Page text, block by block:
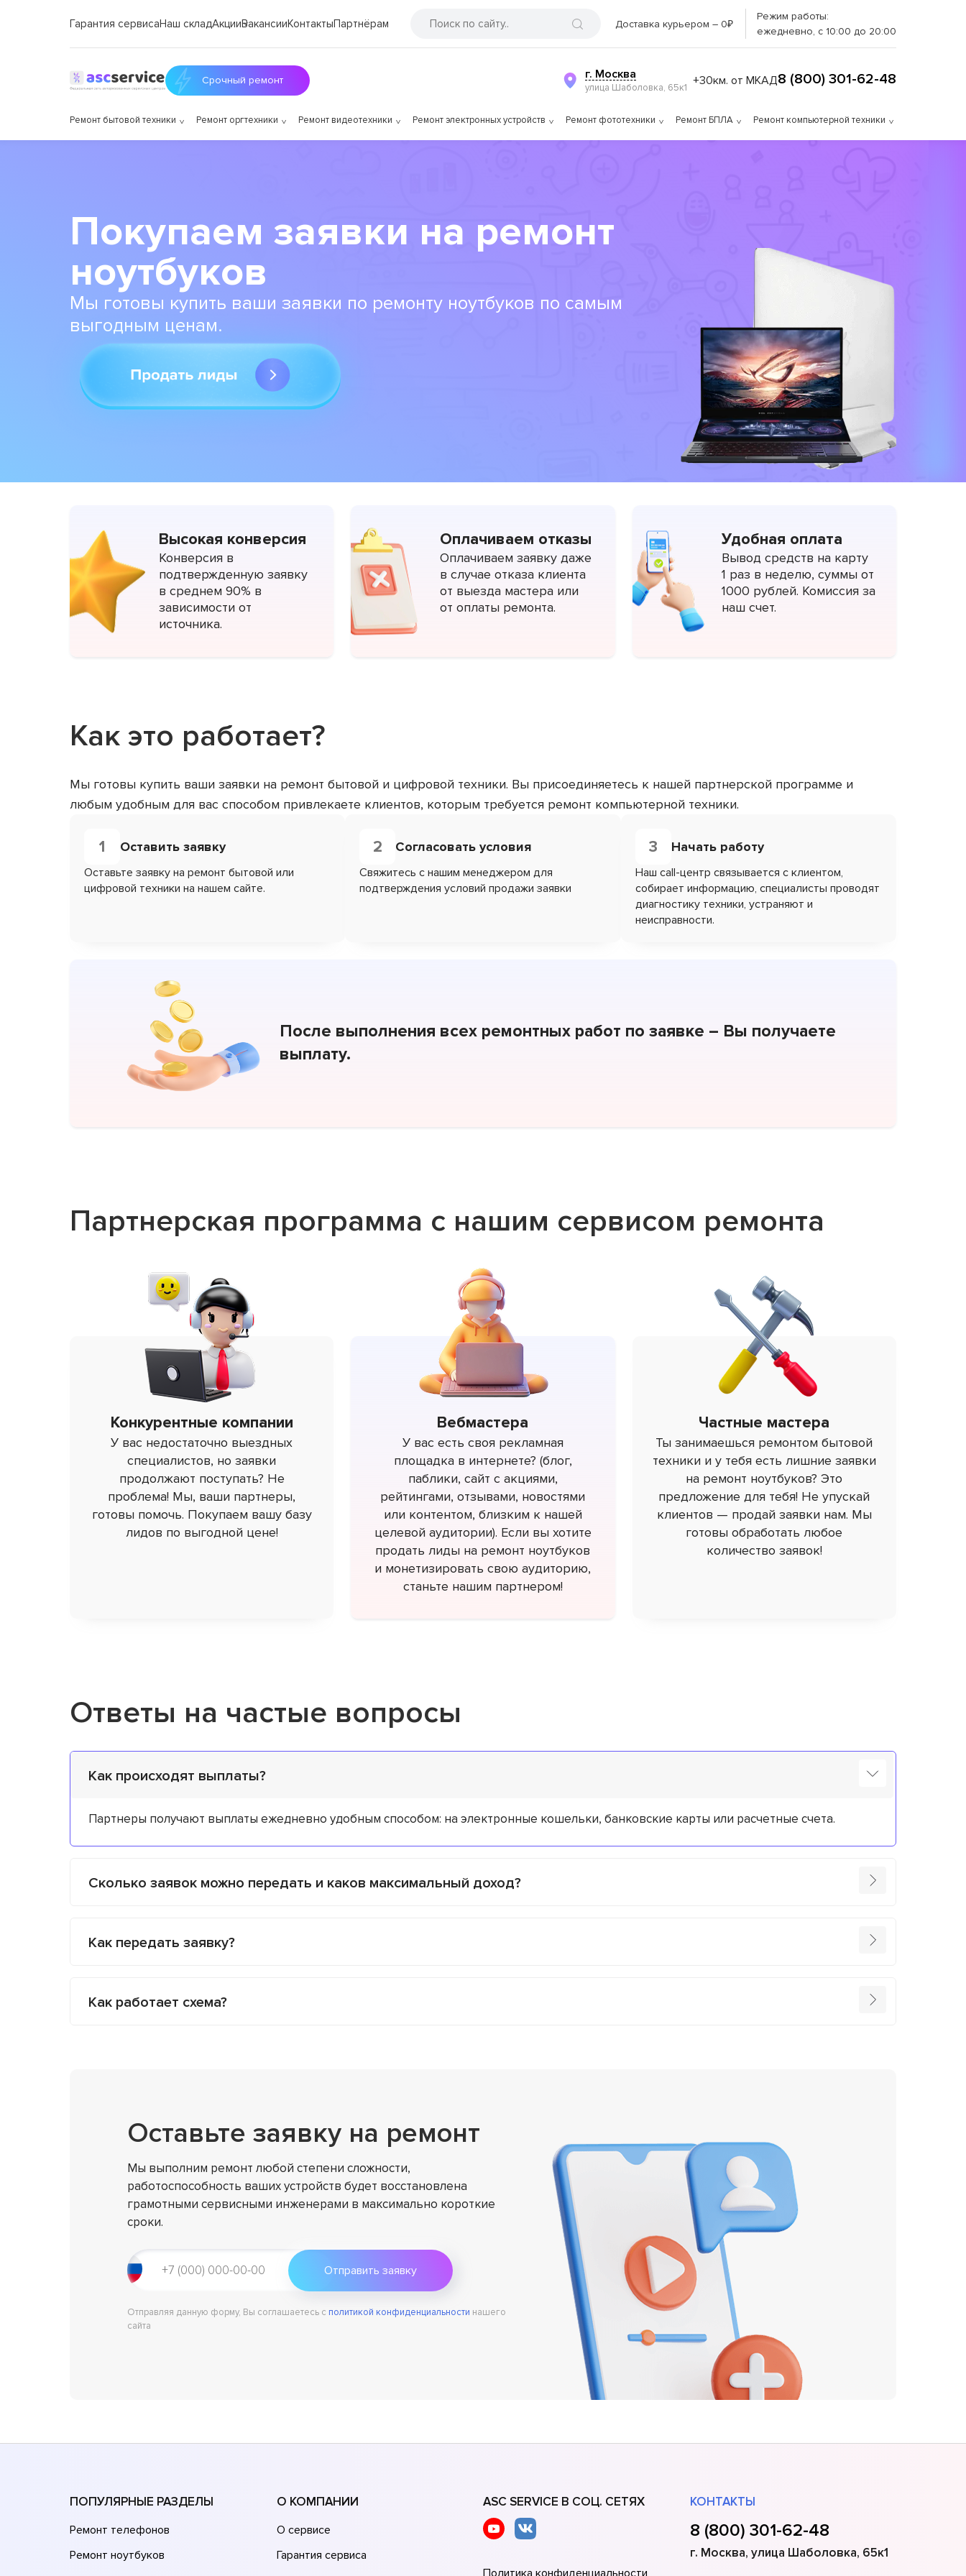
Гарантия сервисаНаш складАкцииВакансииКонтактыПартнёрам Доставка курьером – 0₽
Режим работы:
ежедневно, с 10:00 до 20:00
Срочный ремонт г. Москва
улица Шаболовка, 65к1 +30км. от МКАД8 (800) 301-62-48
Ремонт бытовой техники Ремонт оргтехники Ремонт видеотехники Ремонт электронных устройств Ремонт фототехники Ремонт БПЛА Ремонт компьютерной техники
Покупаем заявки на ремонт
ноутбуков
Мы готовы купить ваши заявки по ремонту ноутбуков по самым
выгодным ценам.
Высокая конверсия
Конверсия в
подтвержденную заявку
в среднем 90% в
зависимости от
источника.
Оплачиваем отказы
Оплачиваем заявку даже
в случае отказа клиента
от выезда мастера или
от оплаты ремонта.
Удобная оплата
Вывод средств на карту
1 раз в неделю, суммы от
1000 рублей. Комиссия за
наш счет.
Как это работает?
Мы готовы купить ваши заявки на ремонт бытовой и цифровой техники. Вы присоединяетесь к нашей партнерской программе и
любым удобным для вас способом привлекаете клиентов, которым требуется ремонт компьютерной техники.
1 Оставить заявку
Оставьте заявку на ремонт бытовой или
цифровой техники на нашем сайте.
2 Согласовать условия
Свяжитесь с нашим менеджером для
подтверждения условий продажи заявки
3 Начать работу
Наш call-центр связывается с клиентом,
собирает информацию, специалисты проводят
диагностику техники, устраняют и
неисправности.
После выполнения всех ремонтных работ по заявке – Вы получаете
выплату.
Партнерская программа с нашим сервисом ремонта
Конкурентные компании
У вас недостаточно выездных
специалистов, но заявки
продолжают поступать? Не
проблема! Мы, ваши партнеры,
готовы помочь. Покупаем вашу базу
лидов по выгодной цене!
Вебмастера
У вас есть своя рекламная
площадка в интернете? (блог,
паблики, сайт с акциями,
рейтингами, отзывами, новостями
или контентом, близким к нашей
целевой аудитории). Если вы хотите
продать лиды на ремонт ноутбуков
и монетизировать свою аудиторию,
станьте нашим партнером!
Частные мастера
Ты занимаешься ремонтом бытовой
техники и у тебя есть лишние заявки
на ремонт ноутбуков? Это
предложение для тебя! Не упускай
клиентов — продай заявки нам. Мы
готовы обработать любое
количество заявок!
Ответы на частые вопросы
Как происходят выплаты?
Партнеры получают выплаты ежедневно удобным способом: на электронные кошельки, банковские карты или расчетные счета.
Сколько заявок можно передать и каков максимальный доход?
Как передать заявку?
Как работает схема?
Оставьте заявку на ремонт
Мы выполним ремонт любой степени сложности,
работоспособность ваших устройств будет восстановлена
грамотными сервисными инженерами в максимально короткие
сроки.
Отправляя данную форму, Вы соглашаетесь с политикой конфиденциальности нашего
сайта
ПОПУЛЯРНЫЕ РАЗДЕЛЫ
Ремонт телефонов
Ремонт ноутбуков
О КОМПАНИИ
О сервисе
Гарантия сервиса
ASC SERVICE В СОЦ. СЕТЯХ
Политика конфиденциальности
КОНТАКТЫ
8 (800) 301-62-48
г. Москва, улица Шаболовка, 65к1